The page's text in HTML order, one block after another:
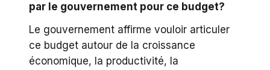
par le gouvernement pour ce budget?
Le gouvernement affirme vouloir articuler
ce budget autour de la croissance
économique, la productivité, la